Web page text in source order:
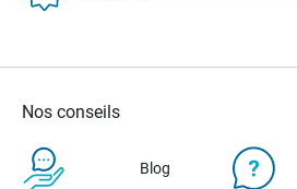
Nos conseils
Blog